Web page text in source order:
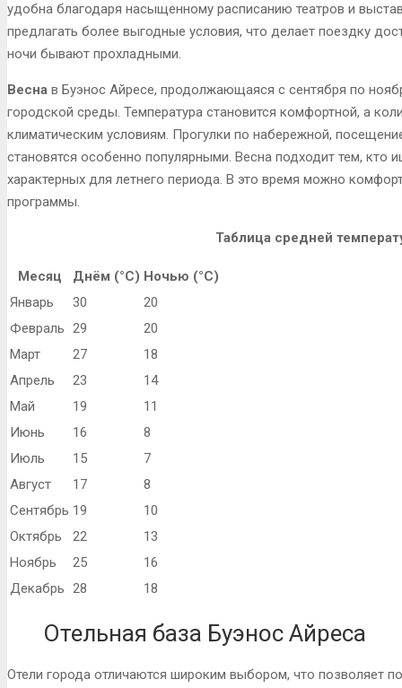
удобна благодаря насыщенному расписанию театров и
предлагать более выгодные условия, что делает поездку
ночи бывают прохладными.
Весна в Буэнос Айресе, продолжающаяся с сентября по
городской среды. Температура становится комфортной, а
климатическим условиям. Прогулки по набережной,
становятся особенно популярными. Весна подходит тем, кто
характерных для летнего периода. В это время можно
программы.
Таблица средней
Месяц Днём (°C) Ночью (°C)
Январь
30
20
Февраль 29
20
Март
27
18
Апрель
23
14
Май
19
11
Июнь
16
8
Июль
15
7
Август
17
8
Сентябрь 19
10
Октябрь
22
13
Ноябрь
25
16
Декабрь 28 18
Отельная база Буэнос Айреса
Отели города отличаются широким выбором, что позволяет